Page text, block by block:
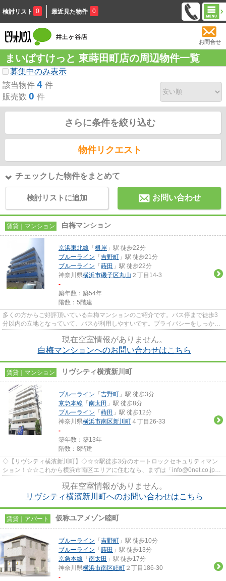
検討リスト 0 最近見た物件 0
お問合せ
まいばすけっと 東蒔田町店の周辺物件一覧
募集中のみ表示
該当物件 4 件
販売数 0 件
さらに条件を絞り込む
物件リクエスト
チェックした物件をまとめて
検討リストに追加 お問い合わせ
賃貸｜マンション 白梅マンション
京浜東北線 「 根岸 」駅 徒歩22分
ブルーライン 「 吉野町 」駅 徒歩21分
ブルーライン 「 蒔田 」駅 徒歩22分
神奈川県横浜市磯子区丸山 ２丁目14-3
-
築年数：築54年
階数：5階建
多くの方からご好評頂いている白梅マンションのご紹介です。バス停まで徒歩3
分以内の立地となっていて、バスが利用しやすいです。プライバシーをしっかり
現在空室情報がありません。
白梅マンションへのお問い合わせはこちら
賃貸｜マンション リヴシティ横濱新川町
ブルーライン 「 吉野町 」駅 徒歩3分
京急本線 「 南太田 」駅 徒歩8分
ブルーライン 「 蒔田 」駅 徒歩12分
神奈川県横浜市南区新川町 ４丁目26-33
-
築年数：築13年
階数：8階建
◇【リヴシティ横濱新川町】◇☆☆駅徒歩3分のオートロックセキュリティマン
ション！☆☆これから横浜市南区エリアに住むなら、まずは「info@0net.co.jp」
現在空室情報がありません。
リヴシティ横濱新川町へのお問い合わせはこちら
賃貸｜アパート 仮称ユアメゾン睦町
ブルーライン 「 吉野町 」駅 徒歩10分
ブルーライン 「 蒔田 」駅 徒歩13分
京急本線 「 南太田 」駅 徒歩17分
神奈川県横浜市南区睦町 ２丁目186‐30
-